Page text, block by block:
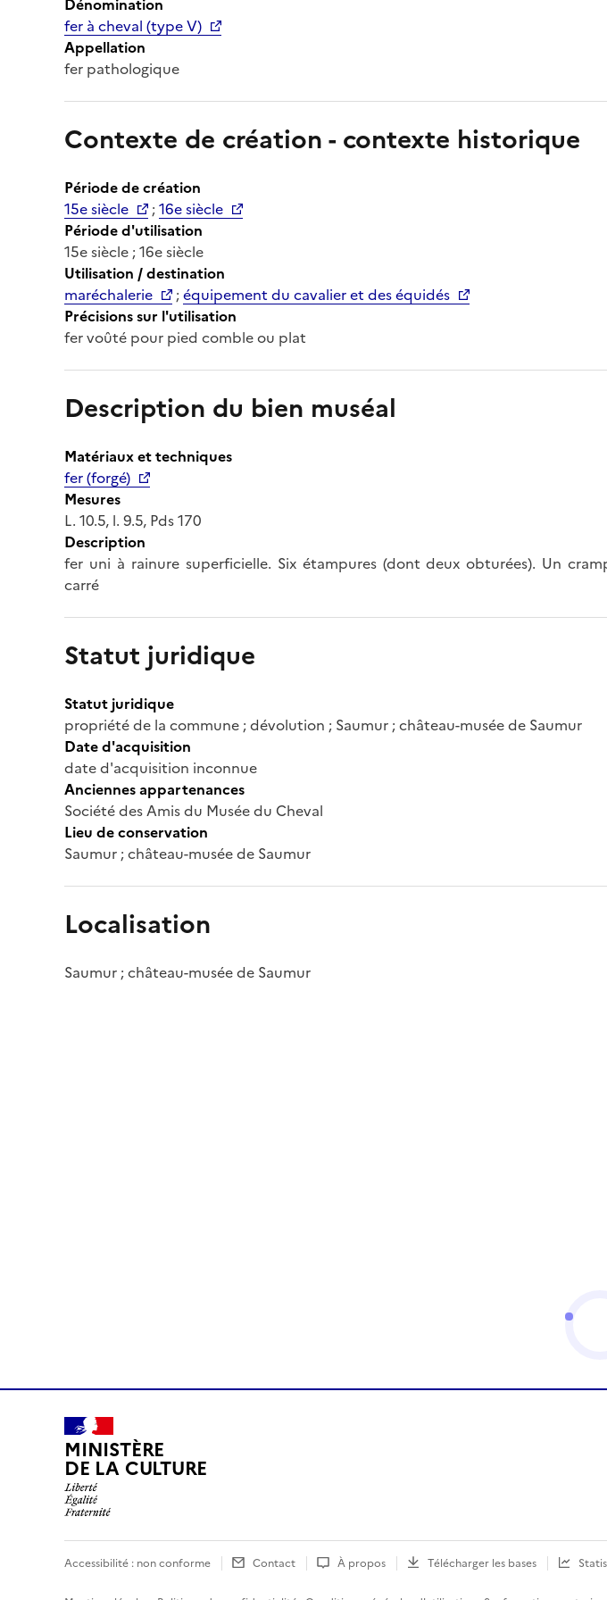
fer à cheval (type V)
Appellation
fer pathologique
Contexte de création - contexte historique
Période de création
15e siècle
;16e siècle
Période d'utilisation
15e siècle ; 16e siècle
Utilisation / destination
maréchalerie
;équipement du cavalier et des équidés
Précisions sur l'utilisation
fer voûté pour pied comble ou plat
Description du bien muséal
Matériaux et techniques
fer (forgé)
Mesures
L. 10.5, l. 9.5, Pds 170
Description
fer uni à rainure superficielle. Six étampures (dont deux obturées). Un
carré
Statut juridique
Statut juridique
propriété de la commune ; dévolution ; Saumur ; château-musée de Saumur
Date d'acquisition
date d'acquisition inconnue
Anciennes appartenances
Société des Amis du Musée du Cheval
Lieu de conservation
Saumur ; château-musée de Saumur
Localisation
Saumur ; château-musée de Saumur
MINISTÈRE
DE LA CULTURE
Accessibilité : non conforme Contact À propos Télécharger les bases